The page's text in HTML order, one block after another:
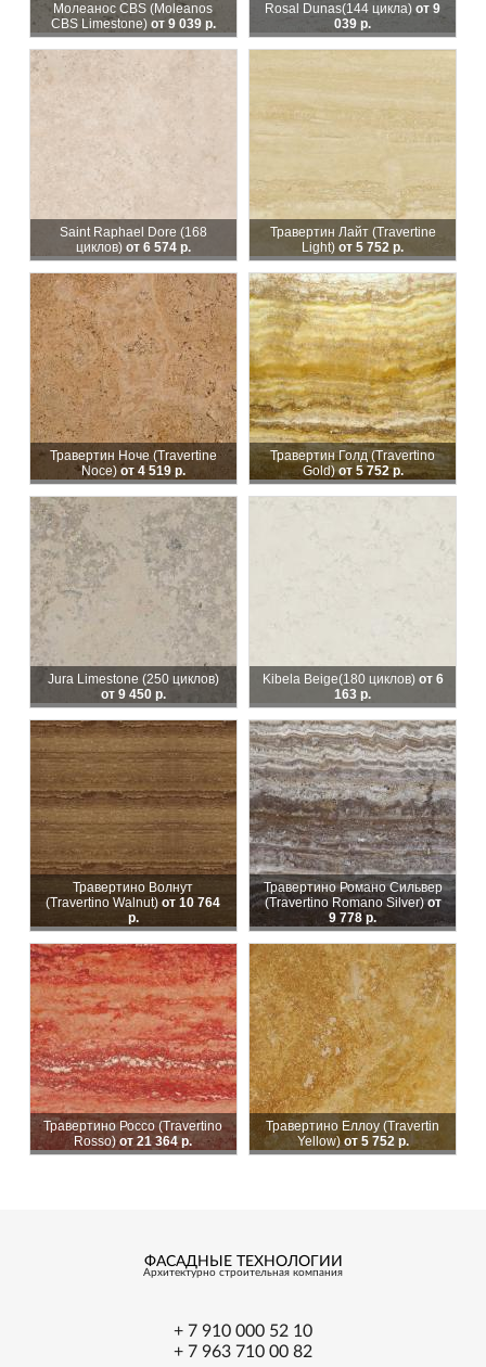
Молеанос CBS (Moleanos
CBS Limestone) от 9 039 р.
Rosal Dunas(144 цикла) от 9
039 р.
Saint Raphael Dore (168
циклов) от 6 574 р.
Травертин Лайт (Travertine
Light) от 5 752 р.
Травертин Ноче (Travertine
Noce) от 4 519 р.
Травертин Голд (Travertino
Gold)от 5 752 р.
Jura Limestone (250 циклов)
от 9 450 р.
Kibela Beige(180 циклов) от 6
163 р.
Травертино Волнут
(Travertino Walnut)от 10 764
р.
Травертино Романо Сильвер
(Travertino Romanо Silver)от
9 778 р.
Травертино Россо (Travertino
Rosso)от 21 364 р.
Травертино Еллоу (Travertin
Yellow)от 5 752 р.
ФАСАДНЫЕ ТЕХНОЛОГИИ
Архитектурно строительная компания
+ 7 910 000 52 10
+ 7 963 710 00 82